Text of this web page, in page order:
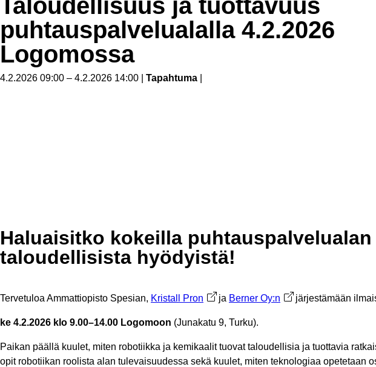
Taloudellisuus ja tuottavuus
puhtaus­pal­ve­lua­lalla 4.2.2026
Logomossa
4.2.2026 09:00 – 4.2.2026 14:00 Tapahtuma
Haluaisitko kokeilla
taloudellisista hyödyistä!
Tervetuloa Ammattiopisto Spesian, Kristall Pron Avautuu uuteen välilehteen
ja Berner Oy:n Avautuu uuteen
järjestämään
ke 4.2.2026 klo 9.00–14.00 Logomoon (Junakatu 9, Turku).
Paikan päällä kuulet, miten robotiikka ja kemikaalit tuovat taloudellisia ja tuottavia
opit robotiikan roolista alan tulevaisuudessa sekä kuulet, miten teknologiaa opetetaan